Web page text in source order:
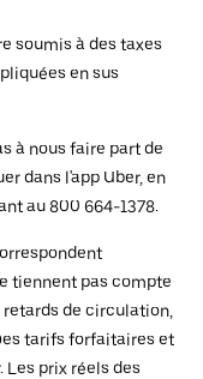
soumis à des taxes
en sus
à nous faire part de
dans l'app Uber, en
au 800 664-1378.
tiennent pas compte
de circulation,
tarifs forfaitaires et
Les prix réels des